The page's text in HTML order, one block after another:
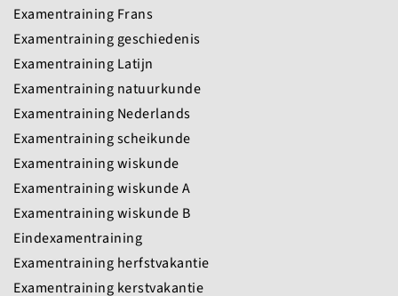
Examentraining Frans
Examentraining geschiedenis
Examentraining Latijn
Examentraining natuurkunde
Examentraining Nederlands
Examentraining scheikunde
Examentraining wiskunde
Examentraining wiskunde A
Examentraining wiskunde B
Eindexamentraining
Examentraining herfstvakantie
Examentraining kerstvakantie